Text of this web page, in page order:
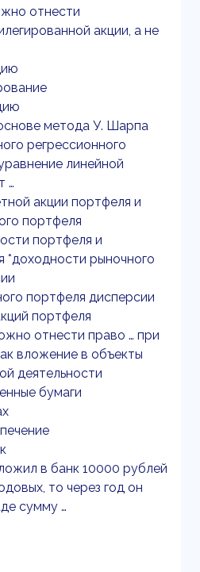
отнести
акции, а не
метода У. Шарпа
регрессионного
линейной
…
акции портфеля и
портфеля
портфеля и
*доходности рыночного
портфеля дисперсии
портфеля
отнести право … при
вложение в объекты
деятельности
бумаги
в банк 10000 рублей
то через год он
сумму …